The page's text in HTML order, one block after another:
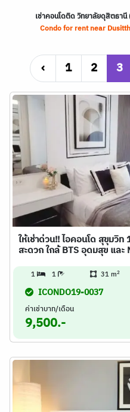
เช่าคอนโดติด วิทยาลัยดุสิตธานี
Condo for rent near
‹ 1 2 3
ให้เช่าด่วน!! ไอคอนโด สุขุมวิท
สะดวก ใกล้ BTS อุดมสุข และ
1 1 31 m2
ICONDO19-0037
ค่าเช่าบาท/เดือน
9,500.-